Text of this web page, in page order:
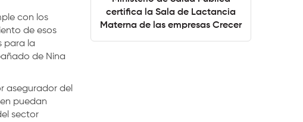
con los
de esos
para la
de Nina
asegurador del
puedan
sector
certifica la Sala de Lactancia
Materna de las empresas Crecer